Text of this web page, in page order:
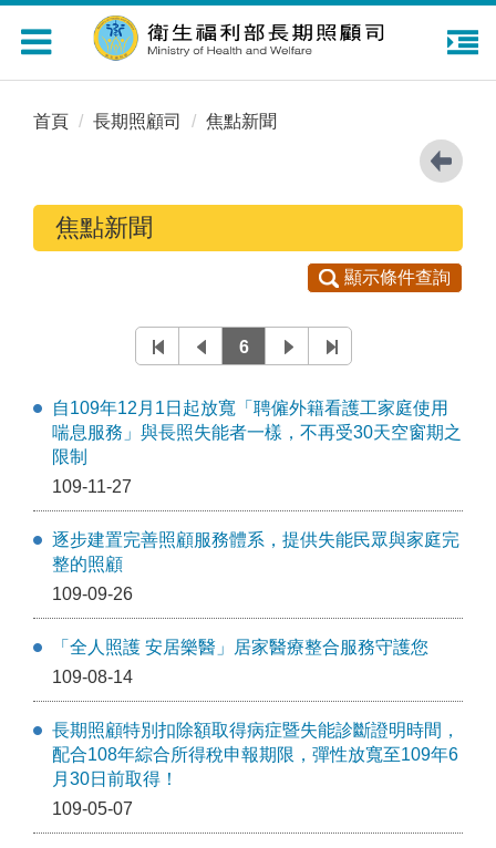
Toggle
navigation
首頁 長期照顧司 焦點新聞
焦點新聞
顯示條件查詢
6
自109年12月1日起放寬「聘僱外籍看護工家庭使用
喘息服務」與長照失能者一樣，不再受30天空窗期之
限制
109-11-27
逐步建置完善照顧服務體系，提供失能民眾與家庭完
整的照顧
109-09-26
「全人照護 安居樂醫」居家醫療整合服務守護您
109-08-14
長期照顧特別扣除額取得病症暨失能診斷證明時間，
配合108年綜合所得稅申報期限，彈性放寬至109年6
月30日前取得！
109-05-07